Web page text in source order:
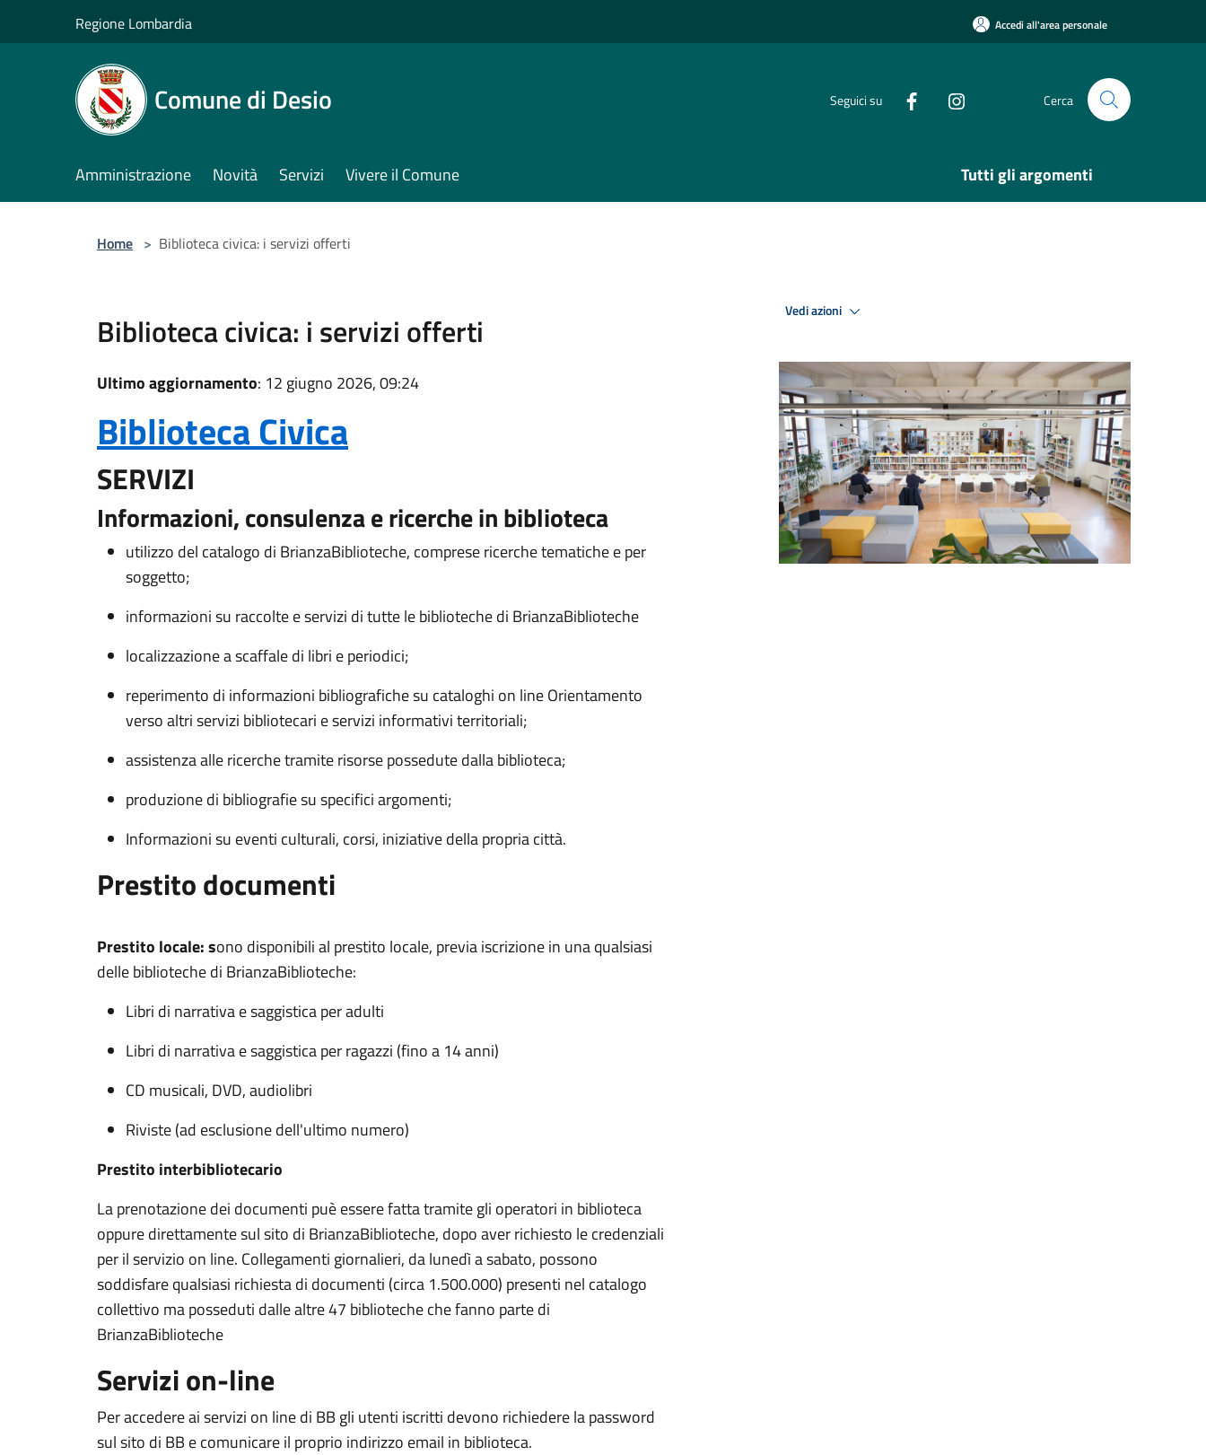
Regione Lombardia Accedi all'area personale
Comune di Desio Seguici su Cerca
Amministrazione Novità Servizi Vivere il Comune Tutti gli argomenti
Home > Biblioteca civica: i servizi offerti
Biblioteca civica: i servizi offerti
Ultimo aggiornamento: 12 giugno 2026, 09:24
Biblioteca Civica
SERVIZI
Informazioni, consulenza e ricerche in biblioteca
utilizzo del catalogo di BrianzaBiblioteche, comprese ricerche tematiche e per
soggetto;
informazioni su raccolte e servizi di tutte le biblioteche di BrianzaBiblioteche
localizzazione a scaffale di libri e periodici;
reperimento di informazioni bibliografiche su cataloghi on line Orientamento
verso altri servizi bibliotecari e servizi informativi territoriali;
assistenza alle ricerche tramite risorse possedute dalla biblioteca;
produzione di bibliografie su specifici argomenti;
Informazioni su eventi culturali, corsi, iniziative della propria città.
Prestito documenti
Prestito locale: sono disponibili al prestito locale, previa iscrizione in una qualsiasi
delle biblioteche di BrianzaBiblioteche:
Libri di narrativa e saggistica per adulti
Libri di narrativa e saggistica per ragazzi (fino a 14 anni)
CD musicali, DVD, audiolibri
Riviste (ad esclusione dell'ultimo numero)
Prestito interbibliotecario
La prenotazione dei documenti puè essere fatta tramite gli operatori in biblioteca
oppure direttamente sul sito di BrianzaBiblioteche, dopo aver richiesto le credenziali
per il servizio on line. Collegamenti giornalieri, da lunedì a sabato, possono
soddisfare qualsiasi richiesta di documenti (circa 1.500.000) presenti nel catalogo
collettivo ma posseduti dalle altre 47 biblioteche che fanno parte di
BrianzaBiblioteche
Servizi on-line
Per accedere ai servizi on line di BB gli utenti iscritti devono richiedere la password
sul sito di BB e comunicare il proprio indirizzo email in biblioteca.
Vedi azioni